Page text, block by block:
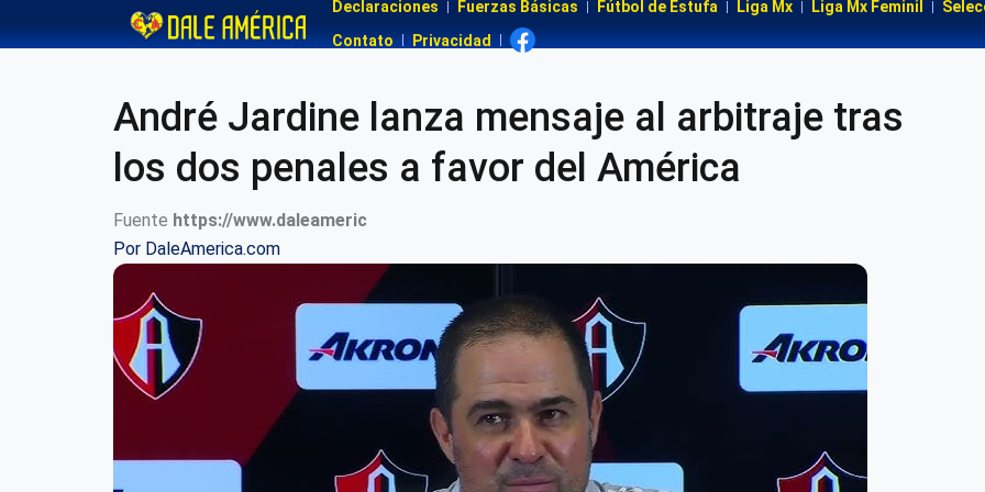
Declaraciones Fuerzas Básicas Fútbol de Estufa Liga Mx Liga Mx Feminil
Contato
Privacidad
André Jardine lanza mensaje al arbitraje tras
los dos penales a favor del América
Fuente https://www.daleameric
Por DaleAmerica.com